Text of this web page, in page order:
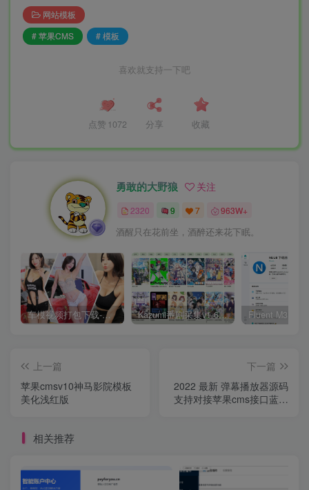
网站模板
# 苹果CMS
# 模板
喜欢就支持一下吧
点赞 1072 分享 收藏
勇敢的大野狼 关注
2320 9 7 963W+
酒醒只在花前坐，酒醉还来花下眠。
车模视频打包下载-高清无水印版 Kazumi番剧采集v1.6.9：支持自定义规则+在线观看+弹幕，跨平台下载
上一篇
苹果cmsv10神马影院模板
美化浅红版
下一篇
2022 最新 弹幕播放器源码
支持对接苹果cms接口蓝光
相关推荐